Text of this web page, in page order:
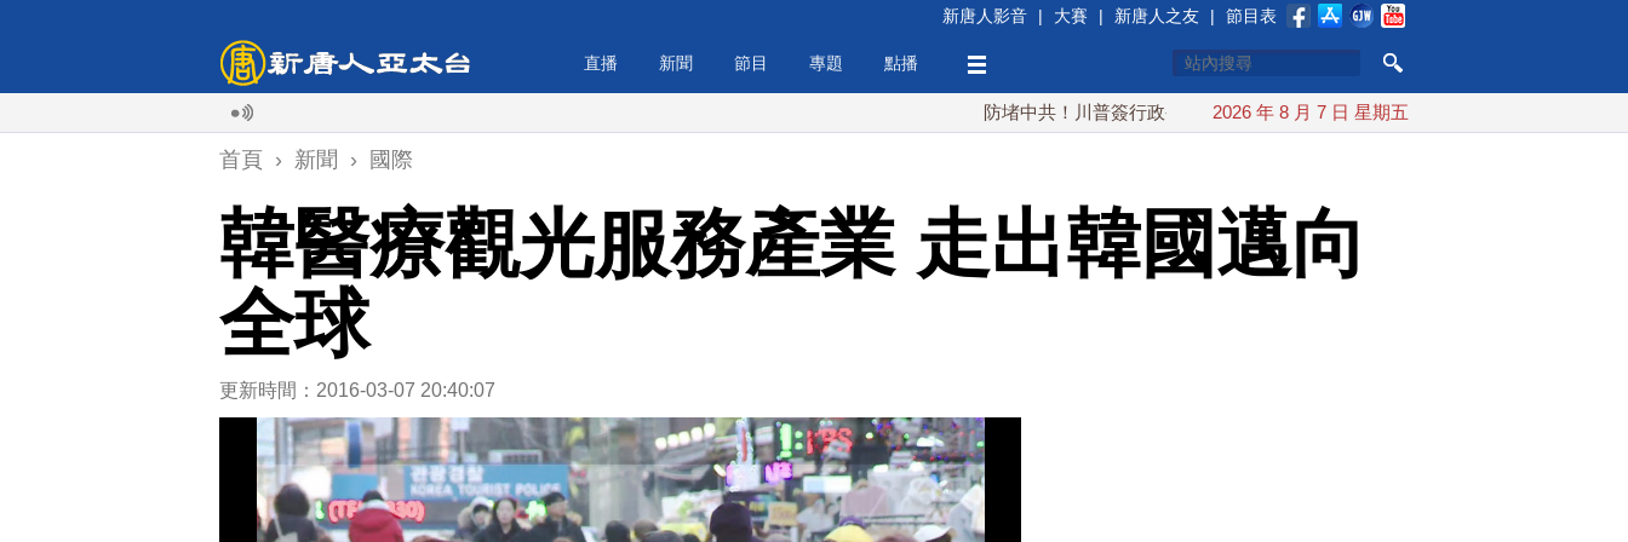
新唐人影音 | 大賽 | 新唐人之友 | 節目表
直播 新聞 節目 專題 點播
防堵中共！川普簽行政令 對多晶矽課15%關稅 白海豚颱風最快下午海警！父親節
2026 年 8 月 7 日 星期五
首頁 › 新聞 › 國際
韓醫療觀光服務產業 走出韓國邁向
全球
更新時間：2016-03-07 20:40:07